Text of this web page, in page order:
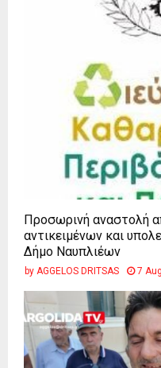
Προσωρινή αναστολή
αντικειμένων και
Δήμο Ναυπλιέων
by AGGELOS DRITSAS 7